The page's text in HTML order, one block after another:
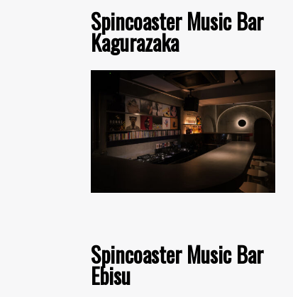
Spincoaster Music Bar
Kagurazaka
Spincoaster Music Bar
Ebisu